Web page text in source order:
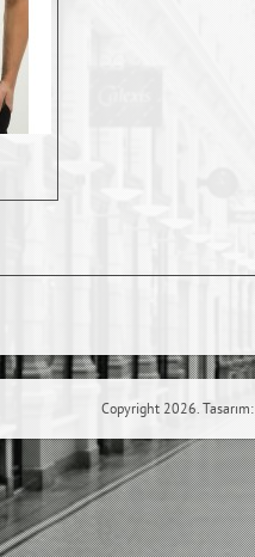
Copyright 2026. Tasarım: